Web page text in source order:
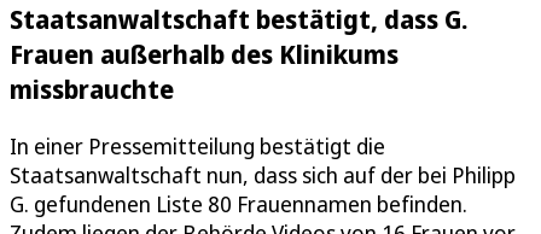
Staatsanwaltschaft bestätigt, dass G.
Frauen außerhalb des Klinikums
missbrauchte
In einer Pressemitteilung bestätigt die
Staatsanwaltschaft nun, dass sich auf der bei Philipp
G. gefundenen Liste 80 Frauennamen befinden.